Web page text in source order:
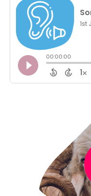
No es